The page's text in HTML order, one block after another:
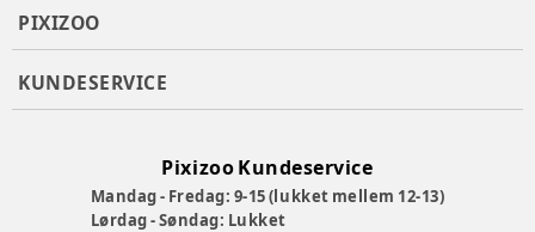
PIXIZOO
KUNDESERVICE
Pixizoo Kundeservice
Mandag - Fredag: 9-15 (lukket mellem 12-13)
Lørdag - Søndag: Lukket